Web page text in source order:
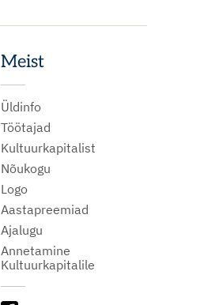
Meist
Üldinfo
Töötajad
Kultuurkapitalist
Nõukogu
Logo
Aastapreemiad
Ajalugu
Annetamine
Kultuurkapitalile